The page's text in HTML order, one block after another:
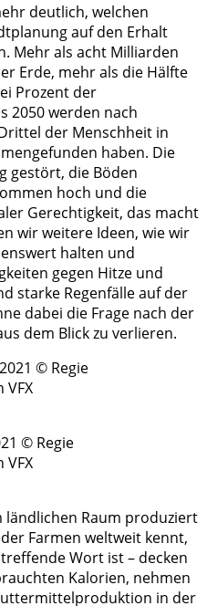
deutlich, welchen
auf den Erhalt
Mehr als acht Milliarden
Erde, mehr als die Hälfte
Prozent der
2050 werden nach
der Menschheit in
haben. Die
gestört, die Böden
hoch und die
Gerechtigkeit, das macht
wir weitere Ideen, wie wir
halten und
gegen Hitze und
starke Regenfälle auf der
dabei die Frage nach der
dem Blick zu verlieren.
© Regie
VFX
ländlichen Raum produziert
Farmen weltweit kennt,
Wort ist – decken
Kalorien, nehmen
in der